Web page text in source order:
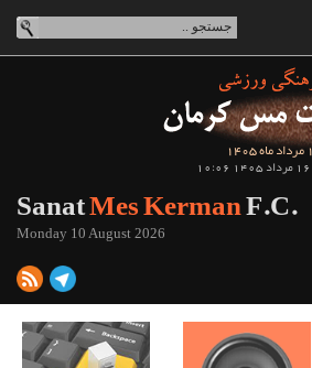
SanatMes KermanF.C.
Monday 10 August 2026